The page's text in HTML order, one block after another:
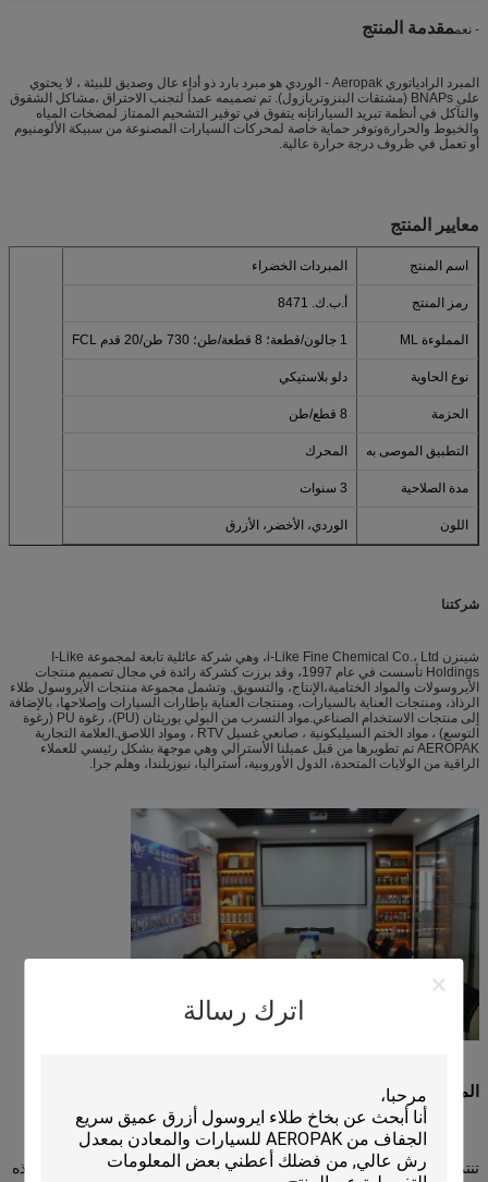
اترك رسالة
- نعممقدمة المنتج
المبرد الرادياتوري Aeropak - الوردي هو مبرد بارد ذو أداء عال وصديق للبيئة ، لا يحتوي
على BNAPs (مشتقات البنزوتريازول). تم تصميمه عمداً لتجنب الاحتراق ،مشاكل الشقوق
والتآكل في أنظمة تبريد السياراتإنه يتفوق في توفير التشحيم الممتاز لمضخات المياه
والخيوط والحرارةوتوفر حماية خاصة لمحركات السيارات المصنوعة من سبيكة الألومنيوم
أو تعمل في ظروف درجة حرارة عالية.
معايير المنتج
اسم المنتج المبردات الخضراء
رمز المنتج أ.ب.ك. 8471
المملوءة ML 1 جالون/قطعة؛ 8 قطعة/طن؛ 730 طن/20 قدم FCL
نوع الحاوية دلو بلاستيكي
الحزمة 8 قطع/طن
التطبيق الموصى به المحرك
مدة الصلاحية 3 سنوات
اللون الوردي، الأخضر، الأزرق
شركتنا
شينزن i-Like Fine Chemical Co.، Ltd، وهي شركة عائلية تابعة لمجموعة I-Like
Holdings تأسست في عام 1997، وقد برزت كشركة رائدة في مجال تصميم منتجات
الأيروسولات والمواد الختامية،الإنتاج، والتسويق. وتشمل مجموعة منتجات الأيروسول طلاء
الرذاذ، ومنتجات العناية بالسيارات، ومنتجات العناية بإطارات السيارات وإصلاحها، بالإضافة
إلى منتجات الاستخدام الصناعي.مواد التسرب من البولي يوريثان (PU)، رغوة PU (رغوة
التوسع) ، مواد الختم السيليكونية ، صانعي غسيل RTV ، ومواد اللاصق.العلامة التجارية
AEROPAK تم تطويرها من قبل عميلنا الأسترالي وهي موجهة بشكل رئيسي للعملاء
الراقية من الولايات المتحدة، الدول الأوروبية، أستراليا، نيوزيلندا، وهلم جرا.
المصنع
تنتمي منتجات الأيروسول إلى البضائع الخطرة UN1950 ، IMO2.2، مثل هذه